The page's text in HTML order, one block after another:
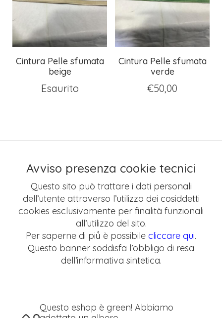
Cintura Pelle sfumata
beige
Esaurito
Cintura Pelle sfumata
verde
€50,00
Avviso presenza cookie tecnici
Questo sito può trattare i dati personali
dell’utente attraverso l’utilizzo dei cosiddetti
cookies esclusivamente per finalità funzionali
all’utilizzo del sito.
Per saperne di più̀ è possibile cliccare qui.
Questo banner soddisfa l’obbligo di resa
dell’informativa sintetica.
Questo eshop è green! Abbiamo